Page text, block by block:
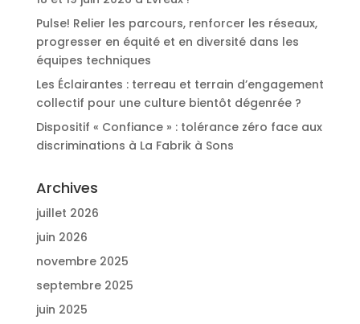
Pulse! Relier les parcours, renforcer les réseaux,
progresser en équité et en diversité dans les
équipes techniques
Les Éclairantes : terreau et terrain d’engagement
collectif pour une culture bientôt dégenrée ?
Dispositif « Confiance » : tolérance zéro face aux
discriminations à La Fabrik à Sons
Archives
juillet 2026
juin 2026
novembre 2025
septembre 2025
juin 2025